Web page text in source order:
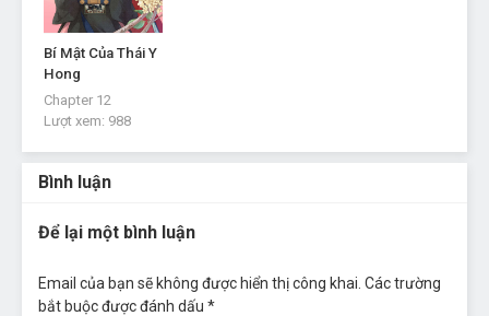
Chapter 7- Chapter 7
Tháng 8 25, 2022
Chapter 6
Tháng 8 25, 2022
Tháng 8 25, 2022
Chapter 4- Chapter 4
Chapter 3- Chapter 3
Bí Mật Của Thái Y
Hong
Chapter 12
Lượt xem: 988
Bình luận
Để lại một bình luận
Email của bạn sẽ không được hiển thị công khai. Các trường
bắt buộc được đánh dấu *